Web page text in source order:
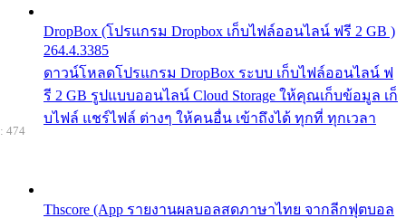
DropBox (โปรแกรม Dropbox เก็บไฟล์ออนไลน์ ฟรี 2 GB )
264.4.3385
ดาวน์โหลดโปรแกรม DropBox ระบบ เก็บไฟล์ออนไลน์ ฟ
รี 2 GB รูปแบบออนไลน์ Cloud Storage ให้คุณเก็บข้อมูล เก็
บไฟล์ แชร์ไฟล์ ต่างๆ ให้คนอื่น เข้าถึงได้ ทุกที่ ทุกเวลา
Thscore (App รายงานผลบอลสดภาษาไทย จากลีกฟุตบอล
474